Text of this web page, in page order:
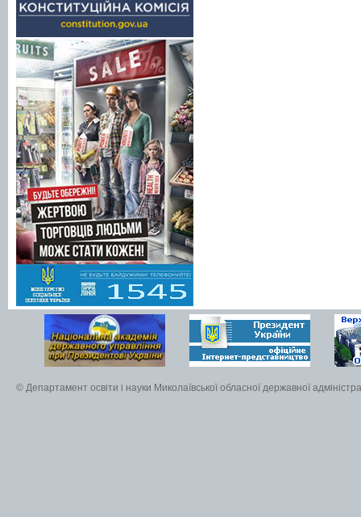
© Департамент освіти і науки Миколаївської обласної державної